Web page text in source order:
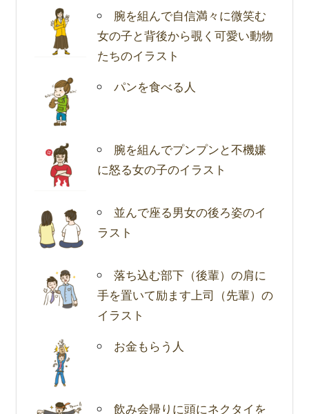
腕を組んで自信満々に微笑む
女の子と背後から覗く可愛い動物
たちのイラスト
パンを食べる人
腕を組んでプンプンと不機嫌
に怒る女の子のイラスト
並んで座る男女の後ろ姿のイ
ラスト
落ち込む部下（後輩）の肩に
手を置いて励ます上司（先輩）の
イラスト
お金もらう人
飲み会帰りに頭にネクタイを